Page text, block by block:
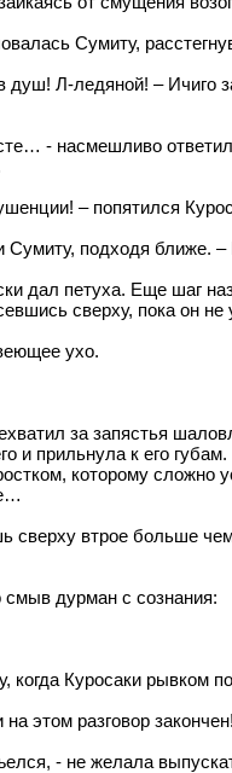
Сумиту,
душ! Л-ледяной! –
- насмешливо ответила
– попятился
Сумиту, подходя ближе.
дал петуха. Еще шаг
сверху, пока он не
ухо.
за запястья
и прильнула к его
которому
втрое больше
смыв дурман с сознания:
когда Куросаки рывком
этом разговор
- не желала